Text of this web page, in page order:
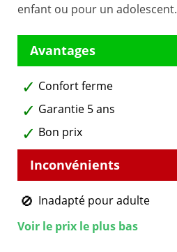
enfant ou pour un adolescent.
Confort ferme
Garantie 5 ans
Bon prix
Inadapté pour adulte
Voir le prix le plus bas